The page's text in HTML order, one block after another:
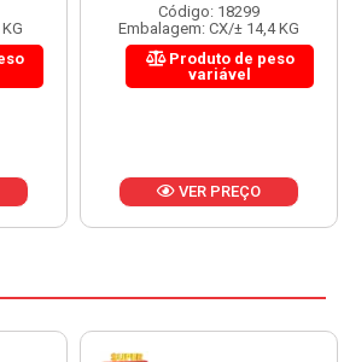
Código: 18299
Embalagem: CX/± 14,4 KG
Produto de peso
variável
VER PREÇO